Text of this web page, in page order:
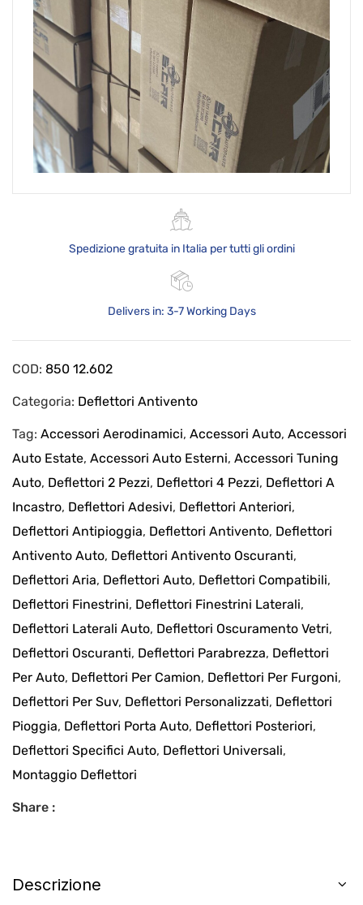
Spedizione gratuita in Italia per tutti gli ordini
Delivers in: 3-7 Working Days
COD: 850 12.602
Categoria: Deflettori Antivento
Tag: Accessori Aerodinamici, Accessori Auto, Accessori
Auto Estate, Accessori Auto Esterni, Accessori Tuning
Auto, Deflettori 2 Pezzi, Deflettori 4 Pezzi, Deflettori A
Incastro, Deflettori Adesivi, Deflettori Anteriori,
Deflettori Antipioggia, Deflettori Antivento, Deflettori
Antivento Auto, Deflettori Antivento Oscuranti,
Deflettori Aria, Deflettori Auto, Deflettori Compatibili,
Deflettori Finestrini, Deflettori Finestrini Laterali,
Deflettori Laterali Auto, Deflettori Oscuramento Vetri,
Deflettori Oscuranti, Deflettori Parabrezza, Deflettori
Per Auto, Deflettori Per Camion, Deflettori Per Furgoni,
Deflettori Per Suv, Deflettori Personalizzati, Deflettori
Pioggia, Deflettori Porta Auto, Deflettori Posteriori,
Deflettori Specifici Auto, Deflettori Universali,
Montaggio Deflettori
Share :
Descrizione